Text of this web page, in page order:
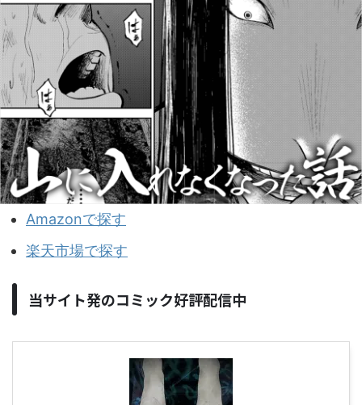
Amazonで探す
楽天市場で探す
当サイト発のコミック好評配信中